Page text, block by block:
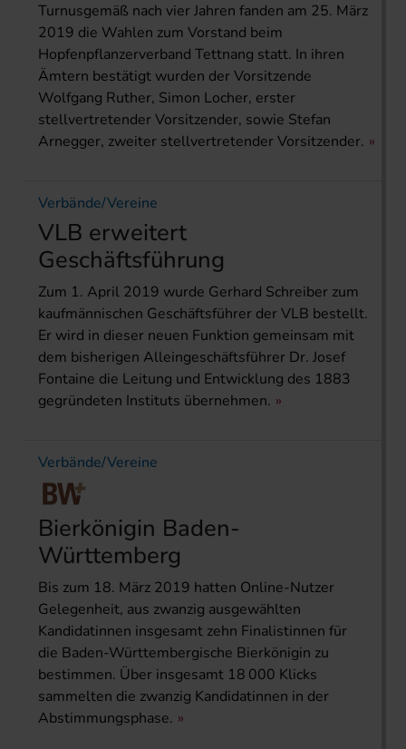
Turnusgemäß nach vier Jahren fanden am 25. März
2019 die Wahlen zum Vorstand beim
Hopfenpflanzerverband Tettnang statt. In ihren
Ämtern bestätigt wurden der Vorsitzende
Wolfgang Ruther, Simon Locher, erster
stellvertretender Vorsitzender, sowie Stefan
Arnegger, zweiter stellvertretender Vorsitzender.
Verbände/Vereine
VLB erweitert
Geschäftsführung
Zum 1. April 2019 wurde Gerhard Schreiber zum
kaufmännischen Geschäftsführer der VLB bestellt.
Er wird in dieser neuen Funktion gemeinsam mit
dem bisherigen Alleingeschäftsführer Dr. Josef
Fontaine die Leitung und Entwicklung des 1883
gegründeten Instituts übernehmen.
Verbände/Vereine
Bierkönigin Baden-
Württemberg
Bis zum 18. März 2019 hatten Online-Nutzer
Gelegenheit, aus zwanzig ausgewählten
Kandidatinnen insgesamt zehn Finalistinnen für
die Baden-Württembergische Bierkönigin zu
bestimmen. Über insgesamt 18 000 Klicks
sammelten die zwanzig Kandidatinnen in der
Abstimmungsphase.